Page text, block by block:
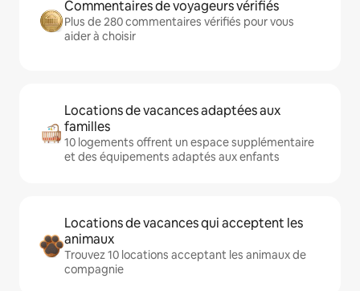
Commentaires de voyageurs vérifiés
Plus de 280 commentaires vérifiés pour vous
aider à choisir
Locations de vacances adaptées aux
familles
10 logements offrent un espace supplémentaire
et des équipements adaptés aux enfants
Locations de vacances qui acceptent les
animaux
Trouvez 10 locations acceptant les animaux de
compagnie